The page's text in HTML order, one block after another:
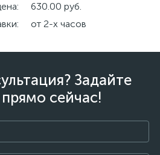
630.00 руб.
от 2-х часов
Задайте
сейчас!